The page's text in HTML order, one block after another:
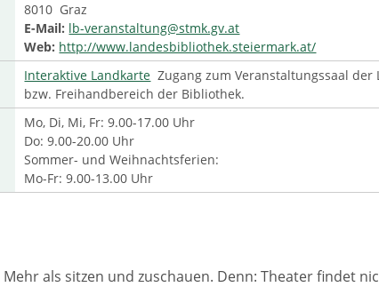
8010 Graz
E-Mail: lb-veranstaltung@stmk.gv.at
Web: http://www.landesbibliothek.steiermark.at/
Interaktive Landkarte Zugang zum Veranstaltungssaal
bzw. Freihandbereich der Bibliothek.
Mo, Di, Mi, Fr: 9.00-17.00 Uhr
Do: 9.00-20.00 Uhr
Sommer- und Weihnachtsferien:
Mo-Fr: 9.00-13.00 Uhr
als sitzen und zuschauen. Denn: Theater findet